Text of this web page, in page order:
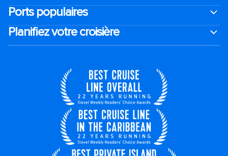
Ports populaires
Planifiez votre croisière